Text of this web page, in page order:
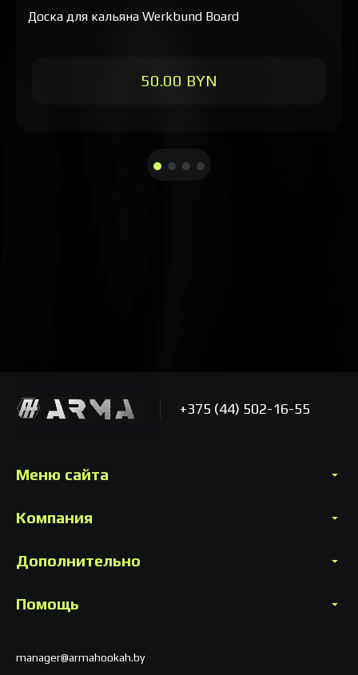
Доска для кальяна Werkbund Board
50.00 BYN
+375 (44) 502-16-55
Меню сайта
Компания
Дополнительно
Помощь
manager@armahookah.by